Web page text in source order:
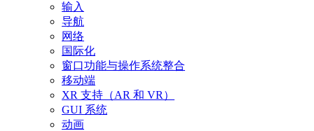
输入
导航
网络
国际化
窗口功能与操作系统整合
移动端
XR 支持（AR 和 VR）
GUI 系统
动画